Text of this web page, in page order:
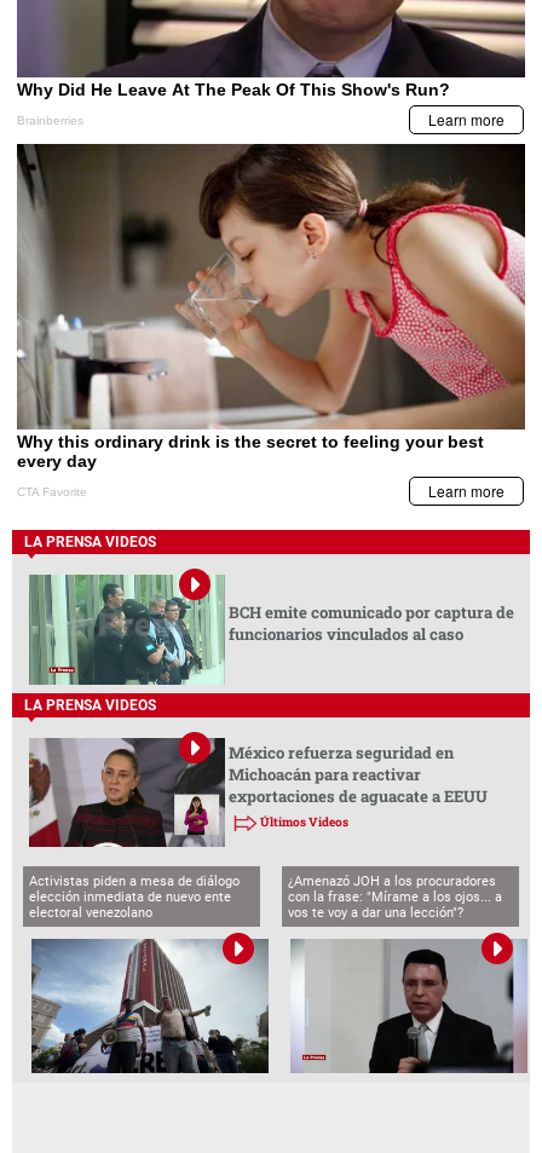
LA PRENSA VIDEOS
BCH emite comunicado por captura de
funcionarios vinculados al caso
LA PRENSA VIDEOS
México refuerza seguridad en
Michoacán para reactivar
exportaciones de aguacate a EEUU
Últimos Videos
Activistas piden a mesa de diálogo
elección inmediata de nuevo ente
electoral venezolano
¿Amenazó JOH a los procuradores
con la frase: "Mírame a los ojos... a
vos te voy a dar una lección"?